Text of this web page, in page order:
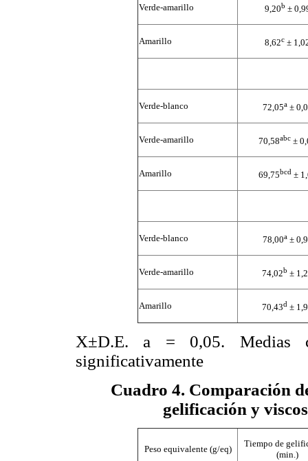
Verde-amarillo 9,20b ±
Amarillo 8,62c ±
Verde-blanco 72,05a ±
Verde-amarillo 70,58abc ±
Amarillo 69,75bcd ±
Verde-blanco 78,00a ±
Verde-amarillo 74,02b ±
Amarillo 70,43d ±
X±D.E. a = 0,05. Medias
significativamente
Cuadro 4. Comparación
gelificación y
Peso equivalente (g/eq)
Tiempo de
(min.)